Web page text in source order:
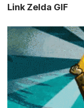
Link Zelda GIF